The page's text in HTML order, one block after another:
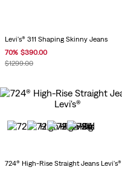
Levi's® 311 Shaping Skinny Jeans
70% $390.00
$1299.00
724® High-Rise Straight Jeans Levi's®